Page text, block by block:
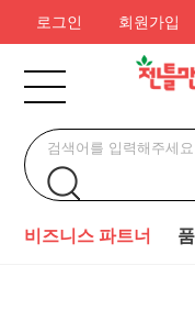
로그인 회원가입
비즈니스 파트너